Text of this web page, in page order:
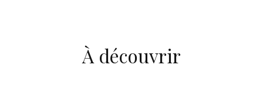
À découvrir